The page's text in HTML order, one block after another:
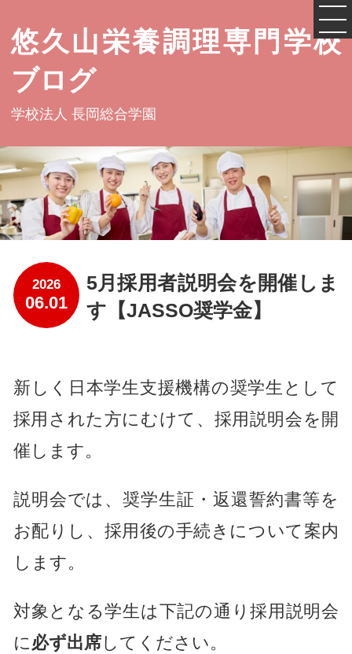
悠久山栄養調理専門学校
ブログ
学校法人 長岡総合学園
2026
06.01
5月採用者説明会を開催しま
す【JASSO奨学金】
新しく日本学生支援機構の奨学生として
採用された方にむけて、採用説明会を開
催します。
説明会では、奨学生証・返還誓約書等を
お配りし、採用後の手続きについて案内
します。
対象となる学生は下記の通り採用説明会
に必ず出席してください。